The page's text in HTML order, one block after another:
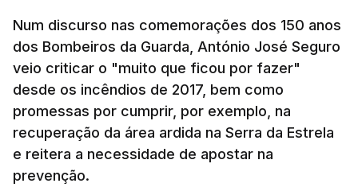
Num discurso nas comemorações dos 150 anos
dos Bombeiros da Guarda, António José Seguro
veio criticar o "muito que ficou por fazer"
desde os incêndios de 2017, bem como
promessas por cumprir, por exemplo, na
recuperação da área ardida na Serra da Estrela
e reitera a necessidade de apostar na
prevenção.